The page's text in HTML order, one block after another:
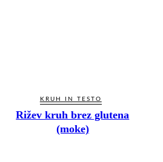
KRUH IN TESTO
Rižev kruh brez glutena
(moke)